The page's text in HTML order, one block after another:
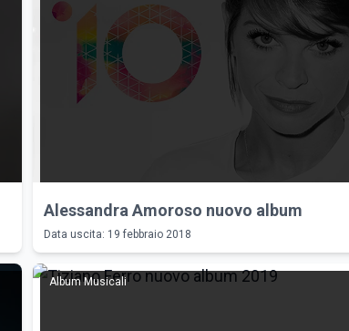
Alessandra Amoroso nuovo album
Data uscita: 19 febbraio 2018
Album Musicali